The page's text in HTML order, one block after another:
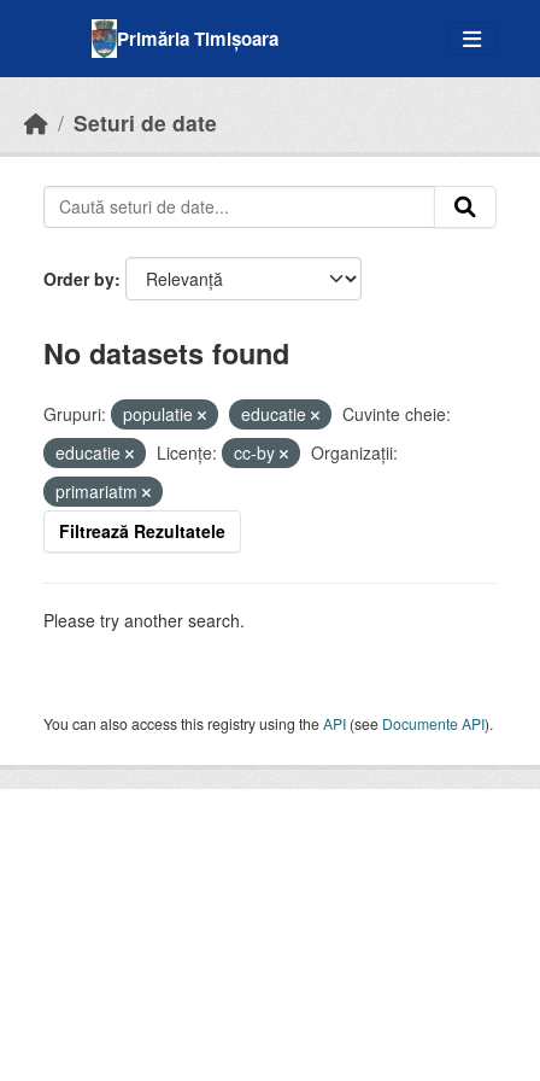
Primăria Timișoara
Seturi de date
Order by
No datasets found
Grupuri: populatie educatie
Cuvinte cheie:
educatie
Licenţe: cc-by
Organizații:
primariatm
Filtrează Rezultatele
Please try another search.
You can also access this registry using theAPI (see Documente API).